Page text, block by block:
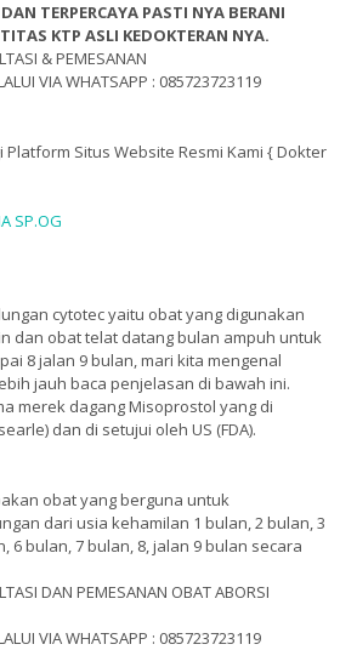
TERPERCAYA PASTI NYA BERANI
KTP ASLI KEDOKTERAN NYA.
& PEMESANAN
VIA WHATSAPP : 085723723119
Platform Situs Website Resmi Kami { Dokter
SP.OG
cytotec yaitu obat yang digunakan
dan obat telat datang bulan ampuh untuk
8 jalan 9 bulan, mari kita mengenal
jauh baca penjelasan di bawah ini.
merek dagang Misoprostol yang di
dan di setujui oleh US (FDA).
obat yang berguna untuk
dari usia kehamilan 1 bulan, 2 bulan, 3
6 bulan, 7 bulan, 8, jalan 9 bulan secara
DAN PEMESANAN OBAT ABORSI
VIA WHATSAPP : 085723723119